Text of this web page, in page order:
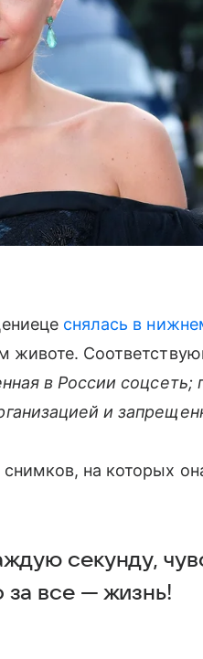
снялась в
животе.
в России
и
на которых
секунду,
за все — жизнь!